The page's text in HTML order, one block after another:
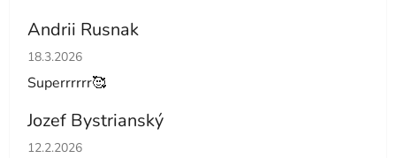
Andrii Rusnak
Hodnotenie obchodu je 5 z 5 hviezdičiek.
18.3.2026
Superrrrrr🥰
Jozef Bystrianský
Hodnotenie obchodu je 5 z 5 hviezdičiek.
12.2.2026